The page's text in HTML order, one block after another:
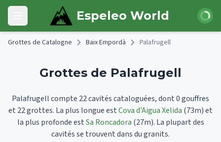
Skip to main content
Open main menu Espeleo World
Grottes de Catalogne Baix Empordà Palafrugell
Grottes de Palafrugell
Palafrugell compte 22 cavités cataloguées, dont 0 gouffres
et 22 grottes. La plus longue estCova d'Aigua Xelida (73m)et
la plus profonde estSa Roncadora (27m). La plupart des
cavités se trouvent dans du granits.